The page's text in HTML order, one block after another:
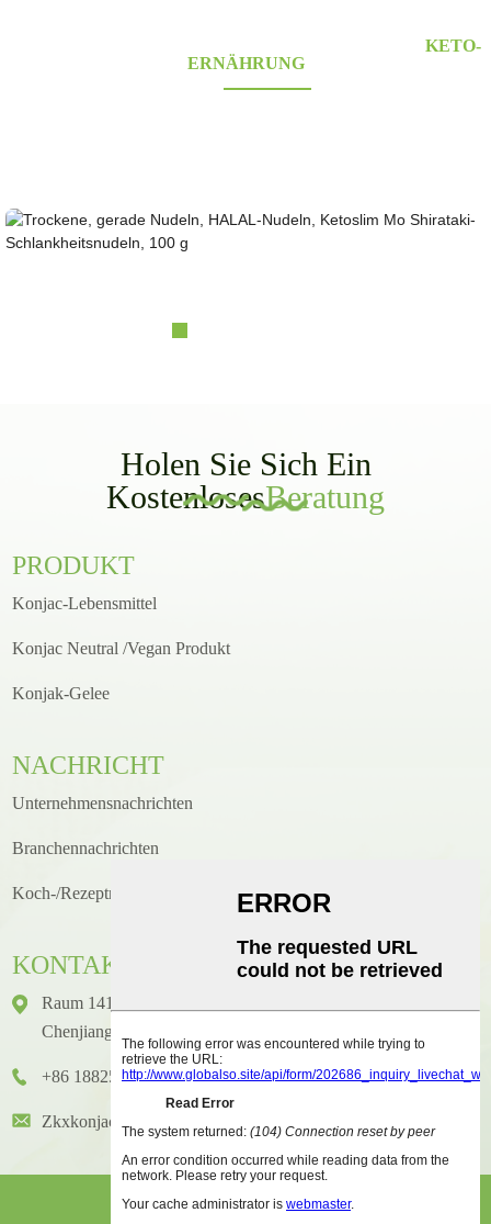
KETO-
ERNÄHRUNG
Holen Sie Sich Ein
KostenlosesBeratung
PRODUKT
Konjac-Lebensmittel
Konjac Neutral /Vegan Produkt
Konjak-Gelee
NACHRICHT
Unternehmensnachrichten
Branchennachrichten
Koch-/Rezeptneuigkeiten
KONTAKT
Raum 1416, Etage 14, Junhao International Building, Nr. 2,
Chenjiang Zhongkai Avenue, Bezirk Huicheng, Stadt Huizhou
+86 18825458362
Zkxkonjac@hzzkx.com